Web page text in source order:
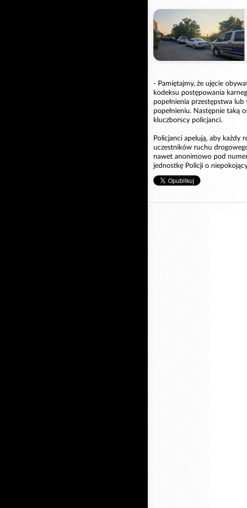
- Pamiętajmy, że ujęcie
kodeksu postępowania
popełnienia przestępstwa
popełnieniu. Następnie taką
kluczborscy policjanci.
Policjanci apelują, aby każdy
uczestników ruchu
nawet anonimowo pod
jednostkę Policji o